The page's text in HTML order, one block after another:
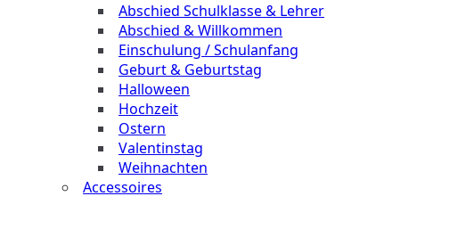
Abschied Schulklasse & Lehrer
Abschied & Willkommen
Einschulung / Schulanfang
Geburt & Geburtstag
Halloween
Hochzeit
Ostern
Valentinstag
Weihnachten
Accessoires